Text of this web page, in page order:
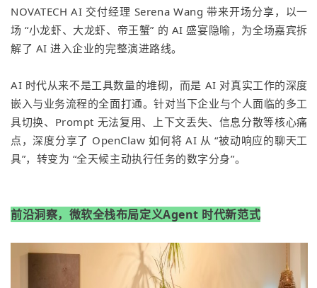
NOVATECH AI 交付经理 Serena Wang 带来开场分享，以一
场 “小龙虾、大龙虾、帝王蟹” 的 AI 盛宴隐喻，为全场嘉宾拆
解了 AI 进入企业的完整演进路线。
AI 时代从来不是工具数量的堆砌，而是 AI 对真实工作的深度
嵌入与业务流程的全面打通。针对当下企业与个人面临的多工
具切换、Prompt 无法复用、上下文丢失、信息分散等核心痛
点，深度分享了 OpenClaw 如何将 AI 从 “被动响应的聊天工
具”，转变为 “全天候主动执行任务的数字分身”。
前沿洞察， 微软全栈布局定义Agent 时代新范式